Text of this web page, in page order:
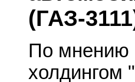
(ГАЗ-
По мнению
холдингом